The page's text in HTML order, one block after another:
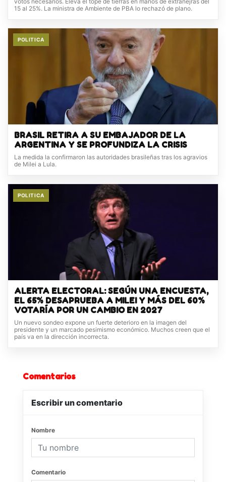
15 al 25%. La ministra de Ambiente de PBA lo rechazó de plano.
POLITICA
BRASIL RETIRA A SU EMBAJADOR DE LA
ARGENTINA Y SE PROFUNDIZA LA CRISIS
La medida la confirmaron las autoridades brasileñas tras los agravios
de Milei a Lula.
POLITICA
ALERTA ELECTORAL: SEGÚN UNA ENCUESTA,
EL 65% DESAPRUEBA A MILEI Y MÁS DEL 60%
VOTARÍA POR UN CAMBIO EN 2027
Un nuevo sondeo expone un fuerte deterioro en la imagen del
presidente y un marcado pesimismo económico. Muchos creen que el
país va en la dirección incorrecta.
Comentarios
Escribir un comentario
Nombre
Comentario